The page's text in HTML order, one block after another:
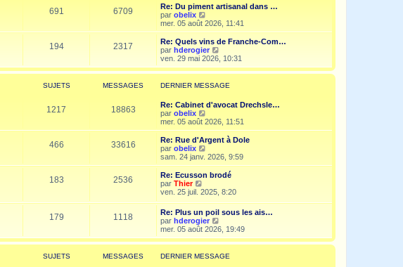
e
s
a
g
e
e
r
m
e
s
s
a
g
e
e
n
i
e
r
m
e
s
g
691 6709
Re: Du piment artisanal dans …
par obelix
o
i
r
l
e
e
r
n
e
m
e
s
a
g
e
mer. 05 août 2026, 11:41
194 2317
Re: Quels vins de Franche-Com…
par hderogier
o
i
r
l
e
n
i
e
m
e
s
a
g
e
ven. 29 mai 2026, 10:31
SUJETS MESSAGES DERNIER MESSAGE
1217 18863
Re: Cabinet d'avocat Drechsle…
par obelix
o
i
r
e
e
r
n
i
e
r
m
e
s
s
a
mer. 05 août 2026, 11:51
466 33616
Re: Rue d'Argent à Dole
par obelix
o
i
r
e
e
r
n
i
e
m
sam. 24 janv. 2026, 9:59
183 2536
Re: Ecusson brodé
par Thier
o
e
d
e
n
ven. 25 juil. 2025, 8:20
179 1118
Re: Plus un poil sous les ais…
par hderogier
o
i
r
l
mer. 05 août 2026, 19:49
SUJETS MESSAGES DERNIER MESSAGE